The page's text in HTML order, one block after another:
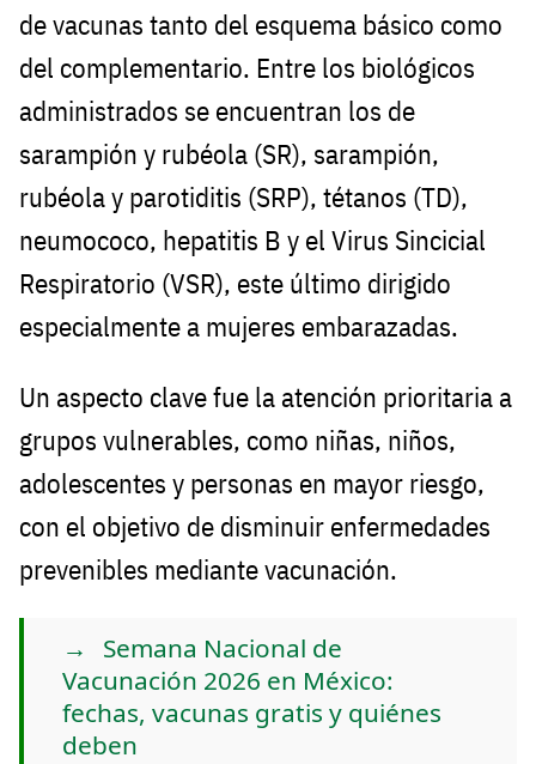
de vacunas tanto del esquema básico como
del complementario. Entre los biológicos
administrados se encuentran los de
sarampión y rubéola (SR), sarampión,
rubéola y parotiditis (SRP), tétanos (TD),
neumococo, hepatitis B y el Virus Sincicial
Respiratorio (VSR), este último dirigido
especialmente a mujeres embarazadas.
Un aspecto clave fue la atención prioritaria a
grupos vulnerables, como niñas, niños,
adolescentes y personas en mayor riesgo,
con el objetivo de disminuir enfermedades
prevenibles mediante vacunación.
Semana Nacional de
Vacunación 2026 en México:
fechas, vacunas gratis y quiénes
deben